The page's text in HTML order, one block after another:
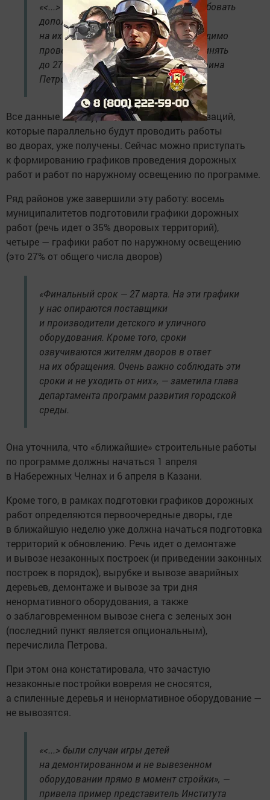
«<...> наличие замечаний может потребовать
дополнительного времени
на их исправление. Все схемы необходимо
проверить, устранить замечания и принять
до 27 марта», — обратила внимание Арина
Петрова.
Все данные от ресурсоснабжающих организаций,
которые параллельно будут проводить работы
во дворах, уже получены. Сейчас можно приступать
к формированию графиков проведения дорожных
работ и работ по наружному освещению по программе.
Ряд районов уже завершили эту работу: восемь
муниципалитетов подготовили графики дорожных
работ (речь идет о 35% дворовых территорий),
четыре — графики работ по наружному освещению
(это 27% от общего числа дворов)
«Финальный срок — 27 марта. На эти графики
у нас опираются поставщики
и производители детского и уличного
оборудования. Кроме того, сроки
озвучиваются жителям дворов в ответ
на их обращения. Очень важно соблюдать эти
сроки и не уходить от них», — заметила глава
департамента программ развития городской
среды.
Она уточнила, что «ближайшие» строительные работы
по программе должны начаться 1 апреля
в Набережных Челнах и 6 апреля в Казани.
Кроме того, в рамках подготовки графиков дорожных
работ определяются первоочередные дворы, где
в ближайшую неделю уже должна начаться подготовка
территорий к обновлению. Речь идет о демонтаже
и вывозе незаконных построек (и приведении законных
построек в порядок), вырубке и вывозе аварийных
деревьев, демонтаже и вывозе за три дня
ненормативного оборудования, а также
о заблаговременном вывозе снега с зеленых зон
(последний пункт является опциональным),
перечислила Петрова.
При этом она констатировала, что зачастую
незаконные постройки вовремя не сносятся,
а спиленные деревья и ненормативное оборудование —
не вывозятся.
«<...> были случаи игры детей
на демонтированном и не вывезенном
оборудовании прямо в момент стройки», —
привела пример представитель Института